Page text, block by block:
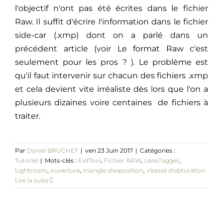
l'objectif n'ont pas été écrites dans le fichier
Raw. Il suffit d'écrire l'information dans le fichier
side-car (.xmp) dont on a parlé dans un
précédent article (voir Le format Raw c'est
seulement pour les pros ? ). Le problème est
qu'il faut intervenir sur chacun des fichiers .xmp
et cela devient vite irréaliste dès lors que l'on a
plusieurs dizaines voire centaines de fichiers à
traiter.
Par Daniel BRUCHET | ven 23 Juin 2017 | Catégories :
Tutoriel | Mots-clés : ExifTool, Fichier RAW, LensTagger,
Lightroom, ouverture, triangle d'exposition, vitesse d'obturation
Lire la suite